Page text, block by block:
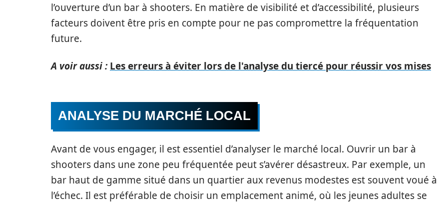
l’ouverture d’un bar à shooters. En matière de visibilité et d’accessibilité, plusieurs
facteurs doivent être pris en compte pour ne pas compromettre la fréquentation
future.
A voir aussi : Les erreurs à éviter lors de l'analyse du tiercé pour réussir vos mises
ANALYSE DU MARCHÉ LOCAL
Avant de vous engager, il est essentiel d’analyser le marché local. Ouvrir un bar à
shooters dans une zone peu fréquentée peut s’avérer désastreux. Par exemple, un
bar haut de gamme situé dans un quartier aux revenus modestes est souvent voué à
l’échec. Il est préférable de choisir un emplacement animé, où les jeunes adultes se